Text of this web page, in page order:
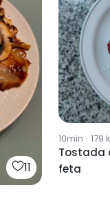
11
10min · 179
Tostada
feta